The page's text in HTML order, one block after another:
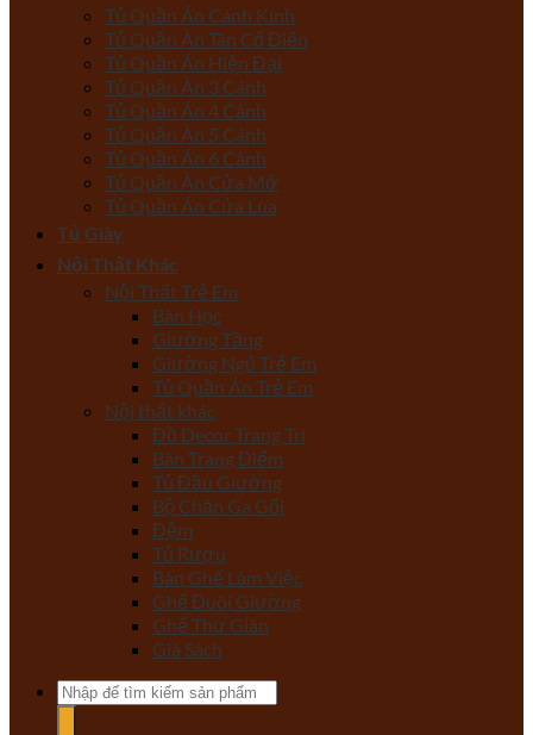
Tủ Quần Áo Cánh Kính
Tủ Quần Áo Tân Cổ Điển
Tủ Quần Áo Hiện Đại
Tủ Quần Áo 3 Cánh
Tủ Quần Áo 4 Cánh
Tủ Quần Áo 5 Cánh
Tủ Quần Áo 6 Cánh
Tủ Quần Áo Cửa Mở
Tủ Quần Áo Cửa Lùa
Tủ Giày
Nội Thất Khác
Nội Thất Trẻ Em
Bàn Học
Giường Tầng
Giường Ngủ Trẻ Em
Tủ Quần Áo Trẻ Em
Nội thất khác
Đồ Decor Trang Trí
Bàn Trang Điểm
Tủ Đầu Giường
Bộ Chăn Ga Gối
Đệm
Tủ Rượu
Bàn Ghế Làm Việc
Ghế Đuôi Giường
Ghế Thư Giãn
Giá Sách
Tìm
kiếm: